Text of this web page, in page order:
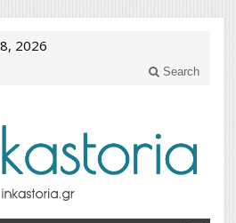
2026
Search